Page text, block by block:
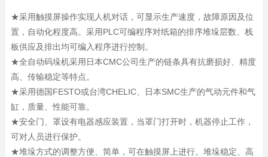
★采用触摸屏操作实现人机对话，可显示生产速度，故障原因及位
置，自动化程度高。采用PLC可编程序对纸箱的排序堆垛层数、栈
板供应及排出均可编入程序进行控制。
★全自动码垛机采用日本CMC公司生产的链条具有抗磨损好、精度
高、传输稳定等特点。
★采用德国FESTO或台湾CHELIC、日本SMC生产的气动元件和气
缸，质量、性能可靠。
★安全门、罩设有电器感应装置，当罩门打开时，机器停止工作，
可对人员进行保护。
★堆垛方式的调整方便、简单，可在触摸屏上进行。堆垛稳定、高